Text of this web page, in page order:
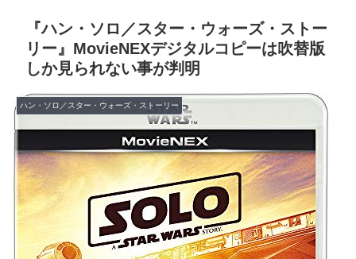
『ハン・ソロ／スター・ウォーズ・ストー
リー』MovieNEXデジタルコピーは吹替版
しか見られない事が判明
ハン・ソロ／スター・ウォーズ・ストーリー